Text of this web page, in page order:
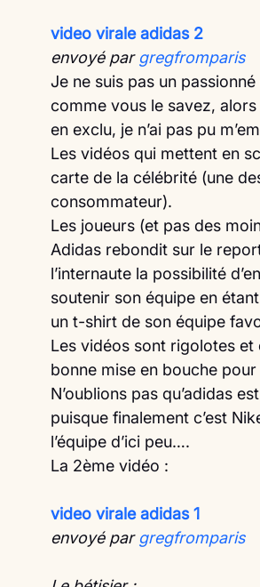
video virale adidas 2
envoyé par gregfromparis
Je ne suis pas un
comme vous le savez, alors
en exclu, je n’ai pas pu
Les vidéos qui mettent en
carte de la célébrité (une
consommateur).
Les joueurs (et pas des
Adidas rebondit sur le
l’internaute la possibilité
soutenir son équipe en
un t-shirt de son équipe
Les vidéos sont rigolotes
bonne mise en bouche
N’oublions pas qu’adidas
puisque finalement c’est
l’équipe d’ici peu….
La 2ème vidéo :
video virale adidas 1
envoyé par gregfromparis